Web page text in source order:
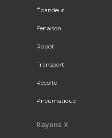
Épandeur
Fenaison
Robot
Transport
Récolte
Pneumatique
Rayons X